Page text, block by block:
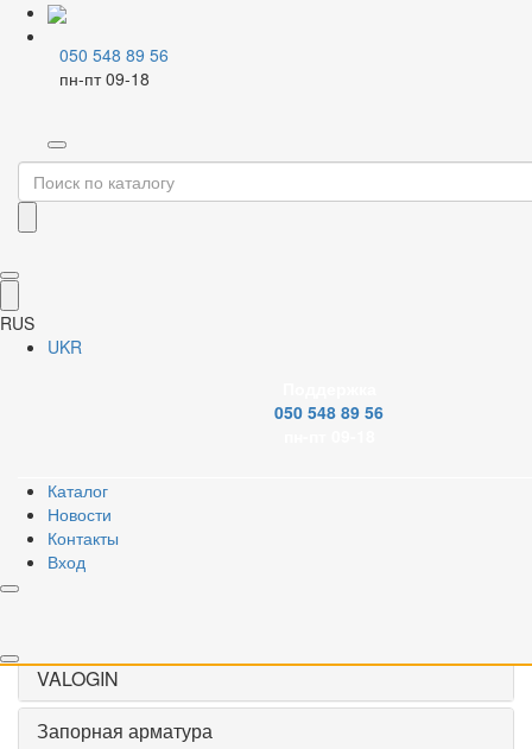
050 548 89 56
пн-пт 09-18
RUS
UKR
050 548 89 56
Каталог
Новости
Контакты
Вход
Главная Каталог
Комплектующие к насосам
Поплавки
Применить
VALOGIN
Запорная арматура